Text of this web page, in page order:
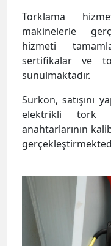
Torklama
makinelerle
hizmeti
sertifikalar ve
sunulmaktadır.
Surkon, satışını
elektrikli tork
anahtarlarının